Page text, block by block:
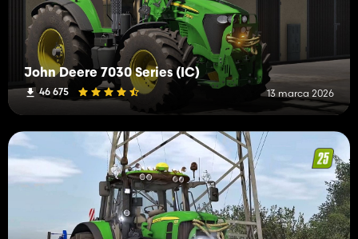
John Deere 7030 Series (IC)
46 675 13 marca 2026